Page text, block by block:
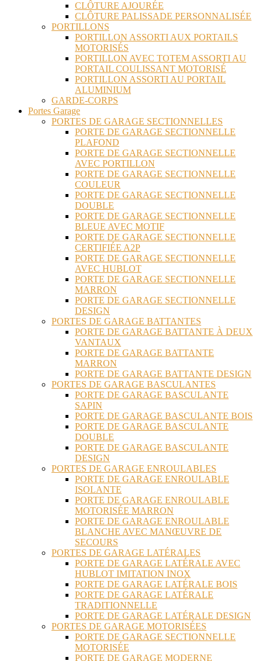
CLÔTURE AJOURÉE
CLÔTURE PALISSADE PERSONNALISÉE
PORTILLONS
PORTILLON ASSORTI AUX PORTAILS
MOTORISÉS
PORTILLON AVEC TOTEM ASSORTI AU
PORTAIL COULISSANT MOTORISÉ
PORTILLON ASSORTI AU PORTAIL
ALUMINIUM
GARDE-CORPS
Portes Garage
PORTES DE GARAGE SECTIONNELLES
PORTE DE GARAGE SECTIONNELLE
PLAFOND
PORTE DE GARAGE SECTIONNELLE
AVEC PORTILLON
PORTE DE GARAGE SECTIONNELLE
COULEUR
PORTE DE GARAGE SECTIONNELLE
DOUBLE
PORTE DE GARAGE SECTIONNELLE
BLEUE AVEC MOTIF
PORTE DE GARAGE SECTIONNELLE
CERTIFIÉE A2P
PORTE DE GARAGE SECTIONNELLE
AVEC HUBLOT
PORTE DE GARAGE SECTIONNELLE
MARRON
PORTE DE GARAGE SECTIONNELLE
DESIGN
PORTES DE GARAGE BATTANTES
PORTE DE GARAGE BATTANTE À DEUX
VANTAUX
PORTE DE GARAGE BATTANTE
MARRON
PORTE DE GARAGE BATTANTE DESIGN
PORTES DE GARAGE BASCULANTES
PORTE DE GARAGE BASCULANTE
SAPIN
PORTE DE GARAGE BASCULANTE BOIS
PORTE DE GARAGE BASCULANTE
DOUBLE
PORTE DE GARAGE BASCULANTE
DESIGN
PORTES DE GARAGE ENROULABLES
PORTE DE GARAGE ENROULABLE
ISOLANTE
PORTE DE GARAGE ENROULABLE
MOTORISÉE MARRON
PORTE DE GARAGE ENROULABLE
BLANCHE AVEC MANŒUVRE DE
SECOURS
PORTES DE GARAGE LATÉRALES
PORTE DE GARAGE LATÉRALE AVEC
HUBLOT IMITATION INOX
PORTE DE GARAGE LATÉRALE BOIS
PORTE DE GARAGE LATÉRALE
TRADITIONNELLE
PORTE DE GARAGE LATÉRALE DESIGN
PORTES DE GARAGE MOTORISÉES
PORTE DE GARAGE SECTIONNELLE
MOTORISÉE
PORTE DE GARAGE MODERNE